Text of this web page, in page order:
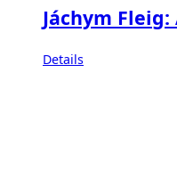
Jáchym
Details